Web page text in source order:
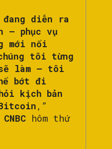
diễn ra
— phục vụ
mới nổi
tôi từng
làm — tôi
bớt đi
kịch bản
,”
CNBC hôm thứ